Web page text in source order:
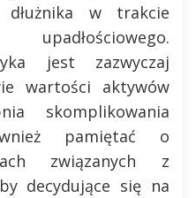
dłużnika w trakcie
jest zazwyczaj
wartości aktywów
skomplikowania
pamiętać o
związanych z
decydujące się na